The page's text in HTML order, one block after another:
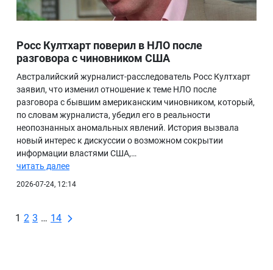
Росс Култхарт поверил в НЛО после
разговора с чиновником США
Австралийский журналист-расследователь Росс Култхарт
заявил, что изменил отношение к теме НЛО после
разговора с бывшим американским чиновником, который,
по словам журналиста, убедил его в реальности
неопознанных аномальных явлений. История вызвала
новый интерес к дискуссии о возможном сокрытии
информации властями США,…
читать далее
2026-07-24, 12:14
1 2 3 … 14